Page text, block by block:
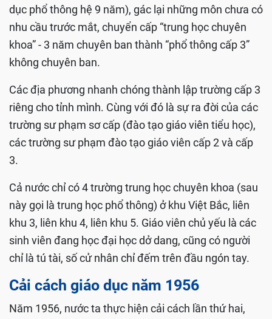
dục phổ thông hệ 9 năm), gác lại những môn chưa có
nhu cầu trước mắt, chuyển cấp “trung học chuyên
khoa” - 3 năm chuyên ban thành “phổ thông cấp 3”
không chuyên ban.
Các địa phương nhanh chóng thành lập trường cấp 3
riêng cho tỉnh mình. Cùng với đó là sự ra đời của các
trường sư phạm sơ cấp (đào tạo giáo viên tiểu học),
các trường sư phạm đào tạo giáo viên cấp 2 và cấp
3.
Cả nước chỉ có 4 trường trung học chuyên khoa (sau
này gọi là trung học phổ thông) ở khu Việt Bắc, liên
khu 3, liên khu 4, liên khu 5. Giáo viên chủ yếu là các
sinh viên đang học đại học dở dang, cũng có người
chỉ là tú tài, số cử nhân chỉ đếm trên đầu ngón tay.
Cải cách giáo dục năm 1956
Năm 1956, nước ta thực hiện cải cách lần thứ hai,